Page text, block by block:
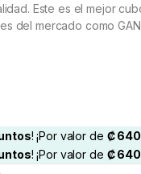
Este es el mejor
del mercado como
! ¡Por valor de ₡640
! ¡Por valor de ₡640